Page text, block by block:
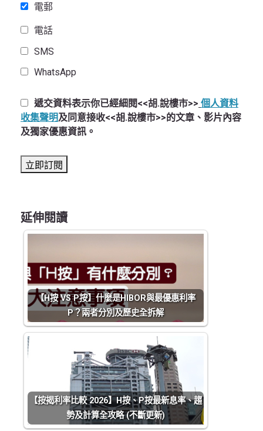
電郵
電話
SMS
WhatsApp
遞交資料表示你已經細閱<<胡.說樓市>> 個人資料
收集聲明及同意接收<<胡.說樓市>>的文章、影片內容
及獨家優惠資訊。
延伸閱讀
【H按 VS P按】什麼是HIBOR與最優惠利率
P？兩者分別及歷史全拆解
【按揭利率比較 2026】H按、P按最新息率、趨
勢及計算全攻略 (不斷更新)